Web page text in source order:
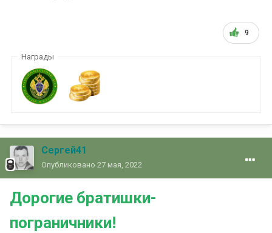
9
Награды
Сергей41
Опубликовано 27 мая, 2022
Дорогие братишки-
пограничники!